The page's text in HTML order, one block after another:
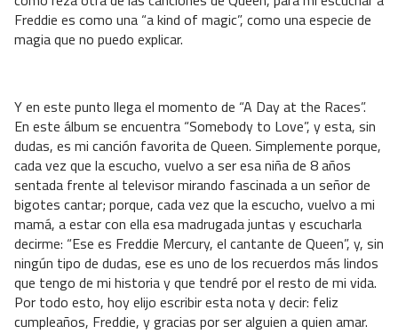
Freddie es como una “a kind of magic”, como una especie de
magia que no puedo explicar.
Y en este punto llega el momento de “A Day at the Races”.
En este álbum se encuentra “Somebody to Love”, y esta, sin
dudas, es mi canción favorita de Queen. Simplemente porque,
cada vez que la escucho, vuelvo a ser esa niña de 8 años
sentada frente al televisor mirando fascinada a un señor de
bigotes cantar; porque, cada vez que la escucho, vuelvo a mi
mamá, a estar con ella esa madrugada juntas y escucharla
decirme: “Ese es Freddie Mercury, el cantante de Queen”, y, sin
ningún tipo de dudas, ese es uno de los recuerdos más lindos
que tengo de mi historia y que tendré por el resto de mi vida.
Por todo esto, hoy elijo escribir esta nota y decir: feliz
cumpleaños, Freddie, y gracias por ser alguien a quien amar.